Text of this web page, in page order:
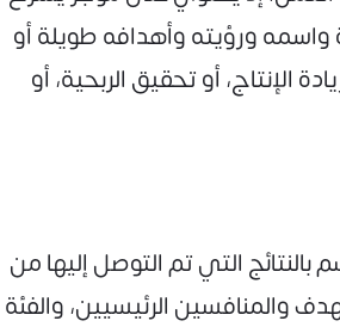
ورؤيته وأهدافه طويلة أو
الإنتاج، أو تحقيق الربحية، أو
التي تم التوصل إليها من
والمنافسين الرئيسيين، والفئة